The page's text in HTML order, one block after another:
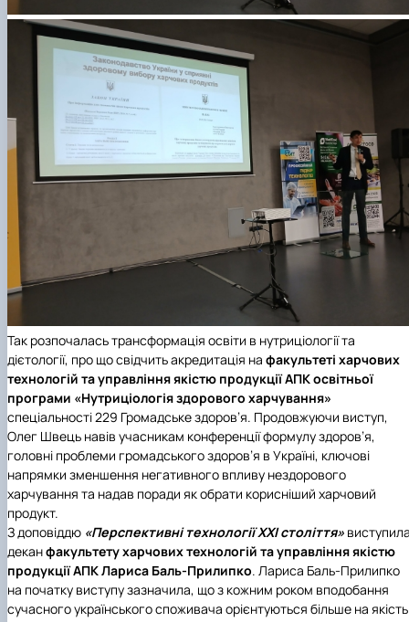
Так розпочалась трансформація освіти в нутриціології та
дієтології, про що свідчить акредитація на факультеті харчових
технологій та управління якістю продукції АПКосвітньої
програми «Нутриціологія здорового харчування»
спеціальності 229 Громадське здоров’я. Продовжуючи виступ,
Олег Швець навів учасникам конференції формулу здоров’я,
головні проблеми громадського здоров’я в Україні, ключові
напрямки зменшення негативного впливу нездорового
харчування та надав поради як обрати корисніший харчовий
продукт.
З доповіддю «Перспективні технології ХХІ століття»
деканфакультету харчових технологій та управління якістю
продукції АПКЛариса Баль-Прилипко. Лариса Баль-Прилипко
на початку виступу зазначила, що з кожним роком вподобання
сучасного українського споживача орієнтуються більше на якість